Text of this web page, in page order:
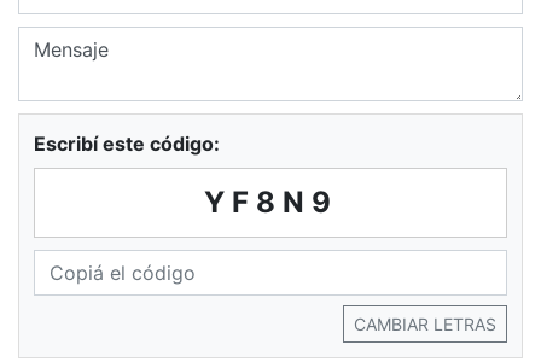
Escribí este código:
YF8N9
CAMBIAR LETRAS